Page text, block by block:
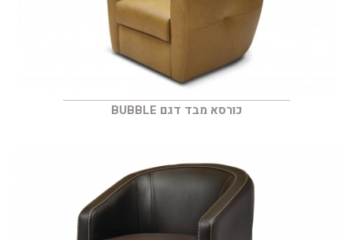
כורסא מבד דגם BUBBLE